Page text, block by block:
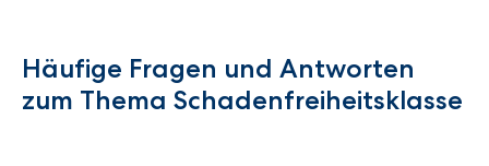
Häufige Fragen und Antworten
zum Thema Schadenfreiheitsklasse